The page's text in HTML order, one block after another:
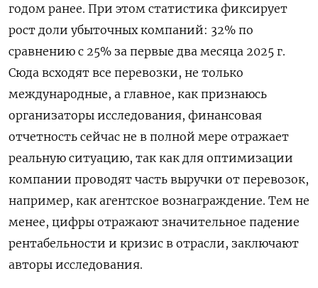
годом ранее. При этом статистика фиксирует
рост доли убыточных компаний: 32% по
сравнению с 25% за первые два месяца 2025 г.
Сюда всходят все перевозки, не только
международные, а главное, как признаюсь
организаторы исследования, финансовая
отчетность сейчас не в полной мере отражает
реальную ситуацию, так как для оптимизации
компании проводят часть выручки от перевозок,
например, как агентское вознаграждение. Тем не
менее, цифры отражают значительное падение
рентабельности и кризис в отрасли, заключают
авторы исследования.